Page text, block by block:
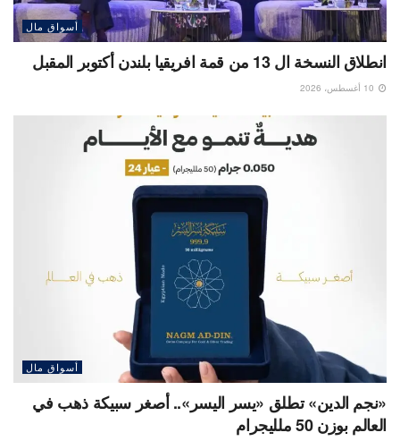
أسواق مال
انطلاق النسخة ال 13 من قمة افريقيا بلندن أكتوبر المقبل
أسواق مال
«نجم الدين» تطلق «يسر اليسر».. أصغر سبيكة ذهب في
العالم بوزن 50 ملليجرام